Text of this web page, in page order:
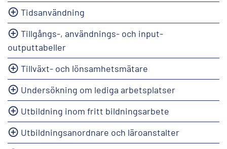
Tidsanvändning
Tillgångs-, användnings- och input-
outputtabeller
Tillväxt- och lönsamhetsmätare
Undersökning om lediga arbetsplatser
Utbildning inom fritt bildningsarbete
Utbildningsanordnare och läroanstalter